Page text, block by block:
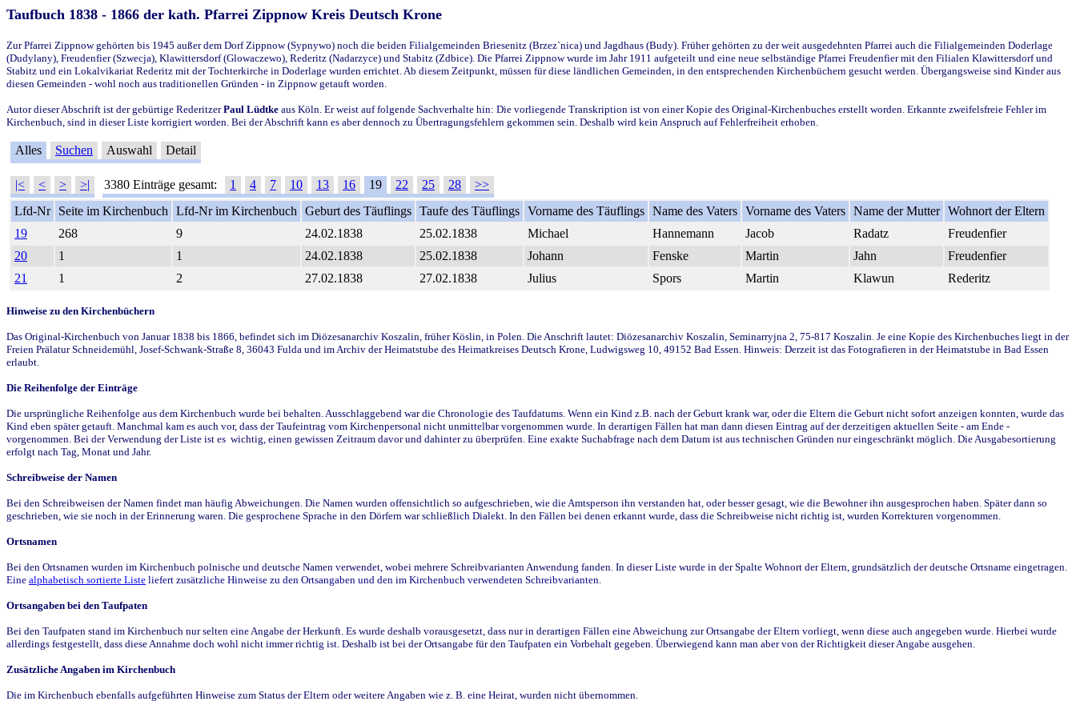
Taufbuch 1838 - 1866 der kath. Pfarrei Zippnow Kreis Deutsch Krone
Zur Pfarrei Zippnow gehörten bis 1945 außer dem Dorf Zippnow (Sypnywo) noch die beiden Filialgemeinden Briesenitz (Brzez`nica) und Jagdhaus (Budy). Früher gehörten zu der weit ausgedehnten Pfarrei auch die Filialgemeinden Doderlage
(Dudylany), Freudenfier (Szwecja), Klawittersdorf (Glowaczewo), Rederitz (Nadarzyce) und Stabitz (Zdbice). Die Pfarrei Zippnow wurde im Jahr 1911 aufgeteilt und eine neue selbständige Pfarrei Freudenfier mit den Filialen Klawittersdorf und
Stabitz und ein Lokalvikariat Rederitz mit der Tochterkirche in Doderlage wurden errichtet. Ab diesem Zeitpunkt, müssen für diese ländlichen Gemeinden, in den entsprechenden Kirchenbüchern gesucht werden. Übergangsweise sind Kinder aus
diesen Gemeinden - wohl noch aus traditionellen Gründen - in Zippnow getauft worden.
Autor dieser Abschrift ist der gebürtige RederitzerPaul Lüdtke aus Köln. Er weist auf folgende Sachverhalte hin: Die vorliegende Transkription ist von einer Kopie des Original-Kirchenbuches erstellt worden. Erkannte zweifelsfreie Fehler im
Kirchenbuch, sind in dieser Liste korrigiert worden. Bei der Abschrift kann es aber dennoch zu Übertragungsfehlern gekommen sein. Deshalb wird kein Anspruch auf Fehlerfreiheit erhoben.
Alles Suchen Auswahl Detail
|< < > >| 3380 Einträge gesamt: 1 4 7 10 13 16 19 22 25 28
>>
Lfd-Nr
Seite im Kirchenbuch Lfd-Nr im Kirchenbuch Geburt des Täuflings Taufe des Täuflings Vorname des Täuflings Name des Vaters Vorname des Vaters Name der Mutter Wohnort der Eltern
19
268 9 24.02.1838 25.02.1838 Michael Hannemann Jacob Radatz
Freudenfier
20
1 1 24.02.1838 25.02.1838 Johann Fenske Martin Jahn
Freudenfier
21
1 2 27.02.1838 27.02.1838 Julius Spors Martin Klawun Rederitz
Hinweise zu den Kirchenbüchern
Das Original-Kirchenbuch von Januar 1838 bis 1866, befindet sich im Diözesanarchiv Koszalin, früher Köslin, in Polen. Die Anschrift lautet: Diözesanarchiv Koszalin, Seminarryjna 2, 75-817 Koszalin. Je eine Kopie des Kirchenbuches liegt in der
Freien Prälatur Schneidemühl, Josef-Schwank-Straße 8, 36043 Fulda und im Archiv der Heimatstube des Heimatkreises Deutsch Krone, Ludwigsweg 10, 49152 Bad Essen. Hinweis: Derzeit ist das Fotografieren in der Heimatstube in Bad Essen
erlaubt.
Die Reihenfolge der Einträge
Die ursprüngliche Reihenfolge aus dem Kirchenbuch wurde bei behalten. Ausschlaggebend war die Chronologie des Taufdatums. Wenn ein Kind z.B. nach der Geburt krank war, oder die Eltern die Geburt nicht sofort anzeigen konnten, wurde das
Kind eben später getauft. Manchmal kam es auch vor, dass der Taufeintrag vom Kirchenpersonal nicht unmittelbar vorgenommen wurde. In derartigen Fällen hat man dann diesen Eintrag auf der derzeitigen aktuellen Seite - am Ende -
vorgenommen. Bei der Verwendung der Liste ist es wichtig, einen gewissen Zeitraum davor und dahinter zu überprüfen. Eine exakte Suchabfrage nach dem Datum ist aus technischen Gründen nur eingeschränkt möglich. Die Ausgabesortierung
erfolgt nach Tag, Monat und Jahr.
Schreibweise der Namen
Bei den Schreibweisen der Namen findet man häufig Abweichungen. Die Namen wurden offensichtlich so aufgeschrieben, wie die Amtsperson ihn verstanden hat, oder besser gesagt, wie die Bewohner ihn ausgesprochen haben. Später dann so
geschrieben, wie sie noch in der Erinnerung waren. Die gesprochene Sprache in den Dörfern war schließlich Dialekt. In den Fällen bei denen erkannt wurde, dass die Schreibweise nicht richtig ist, wurden Korrekturen vorgenommen.
Ortsnamen
Bei den Ortsnamen wurden im Kirchenbuch polnische und deutsche Namen verwendet, wobei mehrere Schreibvarianten Anwendung fanden. In dieser Liste wurde in der Spalte Wohnort der Eltern, grundsätzlich der deutsche Ortsname eingetragen.
Eine alphabetisch sortierte Liste liefert zusätzliche Hinweise zu den Ortsangaben und den im Kirchenbuch verwendeten Schreibvarianten.
Ortsangaben bei den Taufpaten
Bei den Taufpaten stand im Kirchenbuch nur selten eine Angabe der Herkunft. Es wurde deshalb vorausgesetzt, dass nur in derartigen Fällen eine Abweichung zur Ortsangabe der Eltern vorliegt, wenn diese auch angegeben wurde. Hierbei wurde
allerdings festgestellt, dass diese Annahme doch wohl nicht immer richtig ist. Deshalb ist bei der Ortsangabe für den Taufpaten ein Vorbehalt gegeben. Überwiegend kann man aber von der Richtigkeit dieser Angabe ausgehen.
Zusätzliche Angaben im Kirchenbuch
Die im Kirchenbuch ebenfalls aufgeführten Hinweise zum Status der Eltern oder weitere Angaben wie z. B. eine Heirat, wurden nicht übernommen.